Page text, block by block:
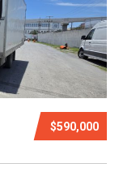
$590,000